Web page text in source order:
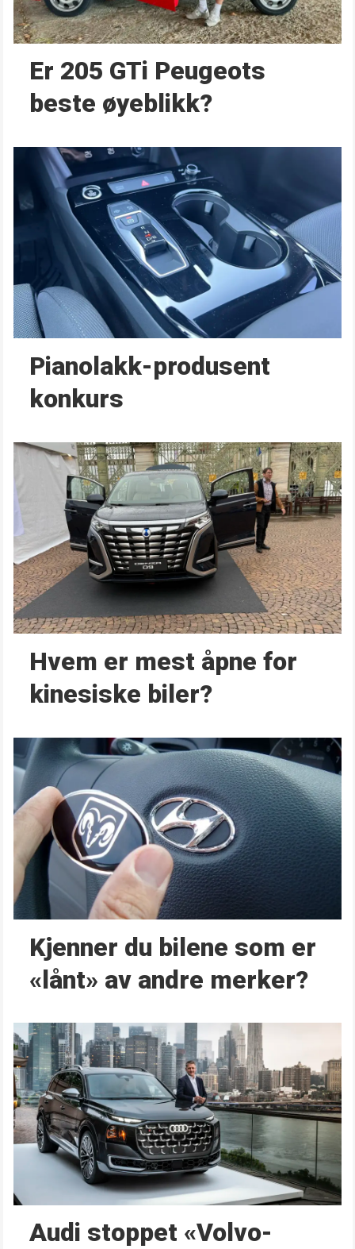
Er 205 GTi Peugeots
beste øyeblikk?
Pianolakk-produsent
konkurs
Hvem er mest åpne for
kinesiske biler?
Kjenner du bilene som er
«lånt» av andre merker?
Audi stoppet «Volvo-